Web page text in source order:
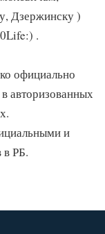
Дзержинску )
.
официально
авторизованных
и
в РБ.